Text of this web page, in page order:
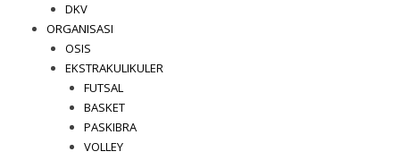
DKV
ORGANISASI
OSIS
EKSTRAKULIKULER
FUTSAL
BASKET
PASKIBRA
VOLLEY